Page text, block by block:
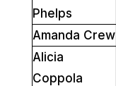
Phelps
Amanda Crew
Alicia
Coppola